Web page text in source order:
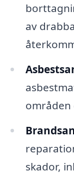
av
områden
skador,